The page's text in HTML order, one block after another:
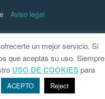
Aviso legal
un mejor servicio. Si
que aceptas su uso. Siempre
USO DE COOKIESpara
ACEPTO Reject